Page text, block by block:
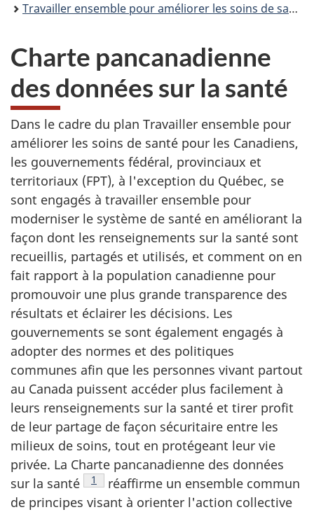
Travailler ensemble pour améliorer les soins de santé au Canada : Accords bilatéraux pour travailler ensemble
Charte pancanadienne
des données sur la santé
Dans le cadre du plan Travailler ensemble pour
améliorer les soins de santé pour les Canadiens,
les gouvernements fédéral, provinciaux et
territoriaux (FPT), à l'exception du Québec, se
sont engagés à travailler ensemble pour
moderniser le système de santé en améliorant la
façon dont les renseignements sur la santé sont
recueillis, partagés et utilisés, et comment on en
fait rapport à la population canadienne pour
promouvoir une plus grande transparence des
résultats et éclairer les décisions. Les
gouvernements se sont également engagés à
adopter des normes et des politiques
communes afin que les personnes vivant partout
au Canada puissent accéder plus facilement à
leurs renseignements sur la santé et tirer profit
de leur partage de façon sécuritaire entre les
milieux de soins, tout en protégeant leur vie
privée. La Charte pancanadienne des données
sur la santé
Note de bas de page
1
réaffirme un ensemble commun
de principes visant à orienter l'action collective